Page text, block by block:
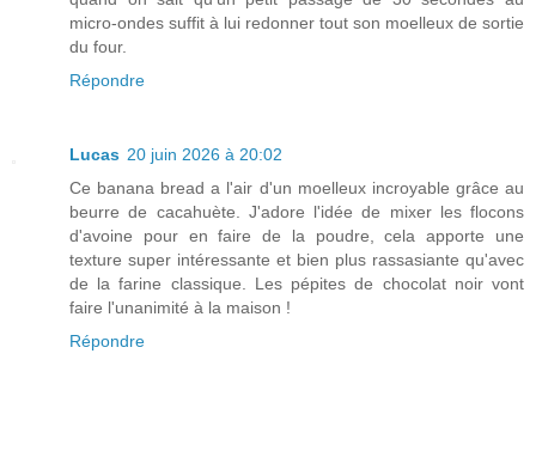
micro-ondes suffit à lui redonner tout son moelleux de sortie
du four.
Répondre
Lucas 20 juin 2026 à 20:02
Ce banana bread a l'air d'un moelleux incroyable grâce au
beurre de cacahuète. J'adore l'idée de mixer les flocons
d'avoine pour en faire de la poudre, cela apporte une
texture super intéressante et bien plus rassasiante qu'avec
de la farine classique. Les pépites de chocolat noir vont
faire l'unanimité à la maison !
Répondre